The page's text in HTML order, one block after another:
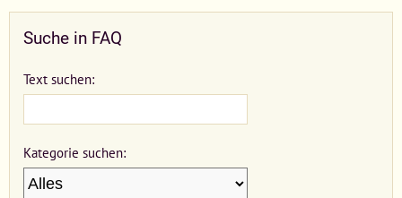
Suche in FAQ
Text suchen:
Kategorie suchen: